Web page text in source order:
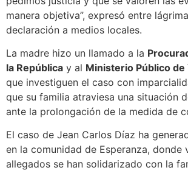
manera objetiva”, expresó entre
declaración a medios locales.
La madre hizo un llamado a la
la República y al Ministerio Público de
que investiguen el caso con
que su familia atraviesa una situación
ante la prolongación de la medida de
El caso de Jean Carlos Díaz ha
en la comunidad de Esperanza, donde
allegados se han solidarizado con la